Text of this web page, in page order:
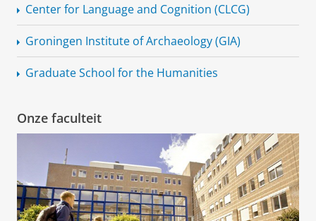
Center for Language and Cognition (CLCG)
Groningen Institute of Archaeology (GIA)
Graduate School for the Humanities
Onze faculteit